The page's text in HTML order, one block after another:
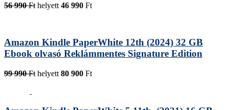
56 990 Ft helyett 46 990 Ft
Amazon Kindle PaperWhite 12th (2024) 32 GB
Ebook olvasó Reklámmentes Signature Edition
99 990 Ft helyett 80 900 Ft